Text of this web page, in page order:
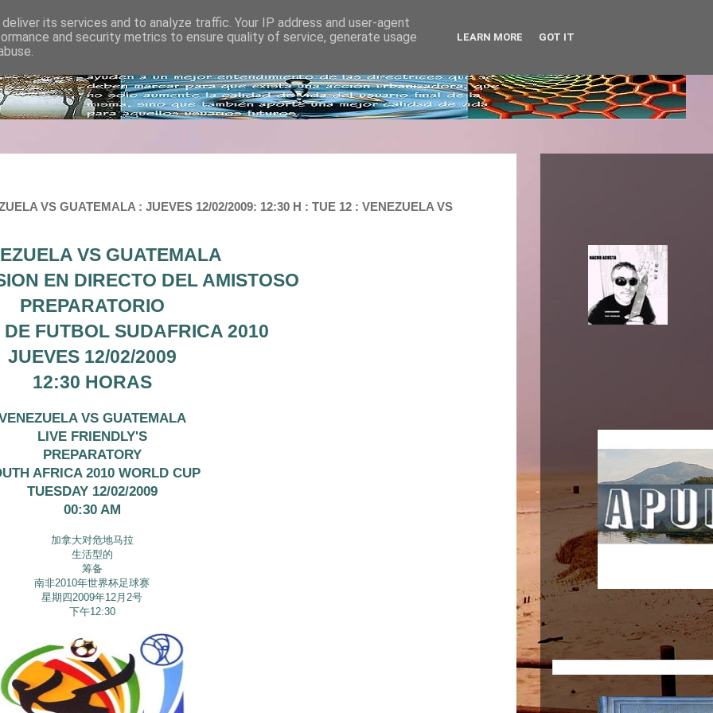
VS GUATEMALA : JUEVES 12/02/2009: 12:30 H : TUE 12 : VENEZUELA VS
VS GUATEMALA
EN DIRECTO DEL AMISTOSO
PREPARATORIO
FUTBOL SUDAFRICA 2010
JUEVES 12/02/2009
12:30 HORAS
VS GUATEMALA
LIVE FRIENDLY'S
PREPARATORY
AFRICA 2010 WORLD CUP
TUESDAY 12/02/2009
00:30 AM
加拿大对危地马拉
生活型的
筹备
南非2010年世界杯足球赛
星期四2009年12月2号
下午12:30
its services and to analyze traffic. Your IP address and user-agent
and security metrics to ensure quality of service, generate usage
LEARN MORE GOT IT